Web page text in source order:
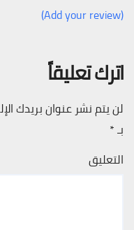
(Add your review)
اترك تعليقاً
لن يتم نشر عنوان بريدك
بـ*
التعليق